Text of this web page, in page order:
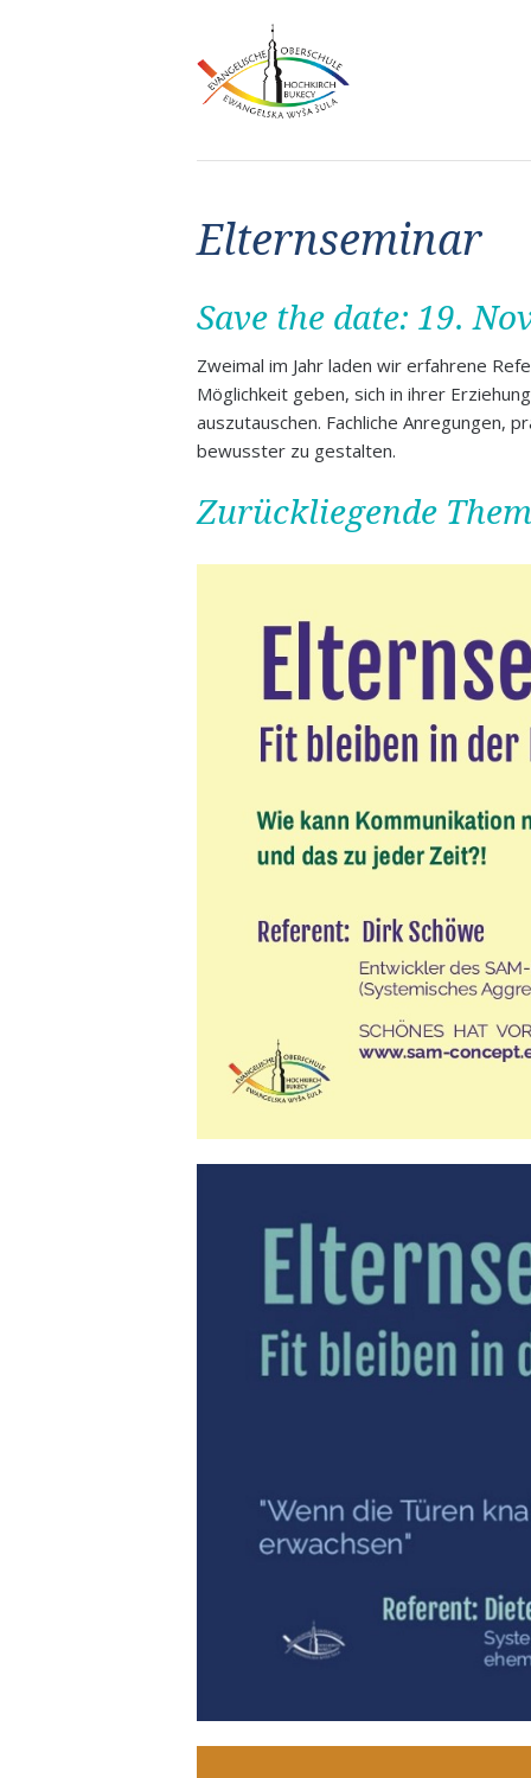
Elternseminar
Save the date: 19.
Zweimal im Jahr laden wir erfahrene
Möglichkeit geben, sich in ihrer
auszutauschen. Fachliche Anregungen,
bewusster zu gestalten.
Zurückliegende